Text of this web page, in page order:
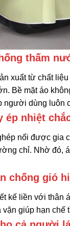
thấm
xuất từ chất
Bề mặt áo
người dùng luôn
ép nhiệt
nối được gia
chỉ. Nhờ đó,
chống gió
kế liền với thân
vặn giúp hạn